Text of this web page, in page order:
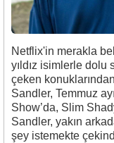
Netflix'in merakla
yıldız isimlerle
çeken
Sandler, Temmuz
Show’da, Slim
Sandler, yakın
şey istemekte